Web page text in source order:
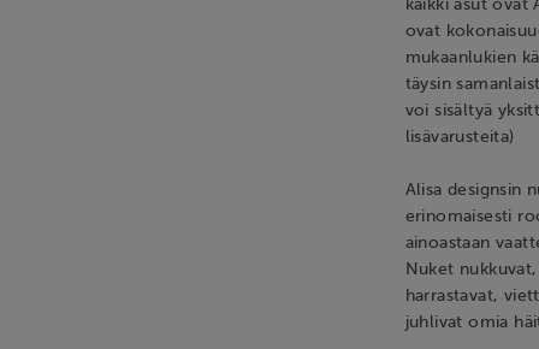
kaikki asut ovat
ovat
mukaanlukien
täysin
voi sisältyä
lisävarusteita)
Alisa designsin
erinomaisesti
ainoastaan
Nuket
harrastavat,
juhlivat omia